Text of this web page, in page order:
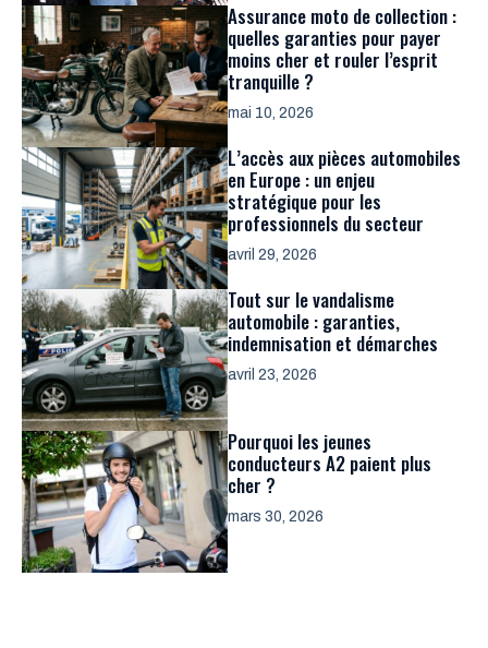
Assurance moto de collection :
quelles garanties pour payer
moins cher et rouler l’esprit
tranquille ?
mai 10, 2026
L’accès aux pièces automobiles
en Europe : un enjeu
stratégique pour les
professionnels du secteur
avril 29, 2026
Tout sur le vandalisme
automobile : garanties,
indemnisation et démarches
avril 23, 2026
Pourquoi les jeunes
conducteurs A2 paient plus
cher ?
mars 30, 2026